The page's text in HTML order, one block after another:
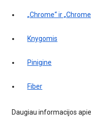
„Chrome“ ir
Knygomis
Pinigine
Fiber
Daugiau informacijos